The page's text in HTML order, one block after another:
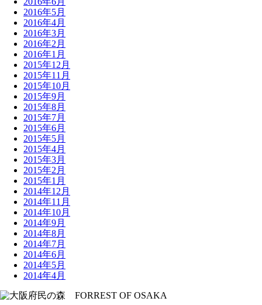
2016年5月
2016年4月
2016年3月
2016年2月
2016年1月
2015年12月
2015年11月
2015年10月
2015年9月
2015年8月
2015年7月
2015年6月
2015年5月
2015年4月
2015年3月
2015年2月
2015年1月
2014年12月
2014年11月
2014年10月
2014年9月
2014年8月
2014年7月
2014年6月
2014年5月
2014年4月